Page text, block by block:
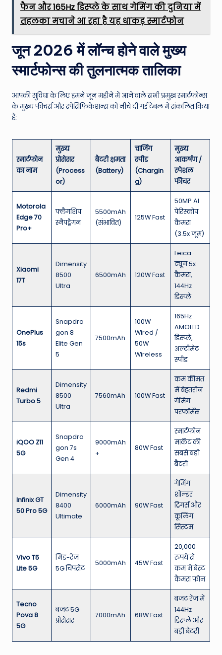
फैन और 165Hz डिस्प्ले के साथ गेमिंग की दुनिया में
तहलका मचाने आ रहा है यह धाकड़ स्मार्टफोन
जून 2026 में लॉन्च होने वाले मुख्य
स्मार्टफोन्स की तुलनात्मक तालिका
आपकी सुविधा के लिए हमने जून महीने में आने वाले सभी प्रमुख स्मार्टफोन्स
के मुख्य फीचर्स और स्पेसिफिकेशन्स को नीचे दी गई टेबल में संकलित किया
है:
स्मार्टफोन
का नाम
मुख्य
प्रोसेसर
(Process
or)
बैटरी क्षमता
(Battery)
चार्जिंग
स्पीड
(Chargin
g)
मुख्य
आकर्षण /
स्पेशल
फीचर
Motorola
Edge 70
Pro+
फ्लैगशिप
स्नैपड्रैगन
5500mAh
(संभावित)
125W Fast
50MP AI
पेरिस्कोप
कैमरा
(3.5x जूम)
Xiaomi
17T
Dimensity
8500
Ultra
6500mAh 120W Fast
Leica-
ट्यून 5x
कैमरा,
144Hz
डिस्प्ले
OnePlus
15s
Snapdra
gon 8
Elite Gen
5
7500mAh
100W
Wired /
50W
Wireless
165Hz
AMOLED
डिस्प्ले,
अल्टीमेट
स्पीड
Redmi
Turbo 5
Dimensity
8500
Ultra
7560mAh 100W Fast
कम कीमत
में बेहतरीन
गेमिंग
परफॉर्मेंस
iQOO Z11
5G
Snapdra
gon 7s
Gen 4
9000mAh
+
80W Fast
स्मार्टफोन
मार्केट की
सबसे बड़ी
बैटरी
Infinix GT
50 Pro 5G
Dimensity
8400
Ultimate
6000mAh 90W Fast
गेमिंग
शोल्डर
ट्रिगर्स और
कूलिंग
सिस्टम
Vivo T5
Lite 5G
मिड-रेंज
5G चिपसेट
5000mAh 45W Fast
20,000
रुपये से
कम में बेस्ट
कैमरा फोन
Tecno
Pova 8
5G
बजट 5G
प्रोसेसर
7000mAh 68W Fast
बजट रेंज में
144Hz
डिस्प्ले और
बड़ी बैटरी